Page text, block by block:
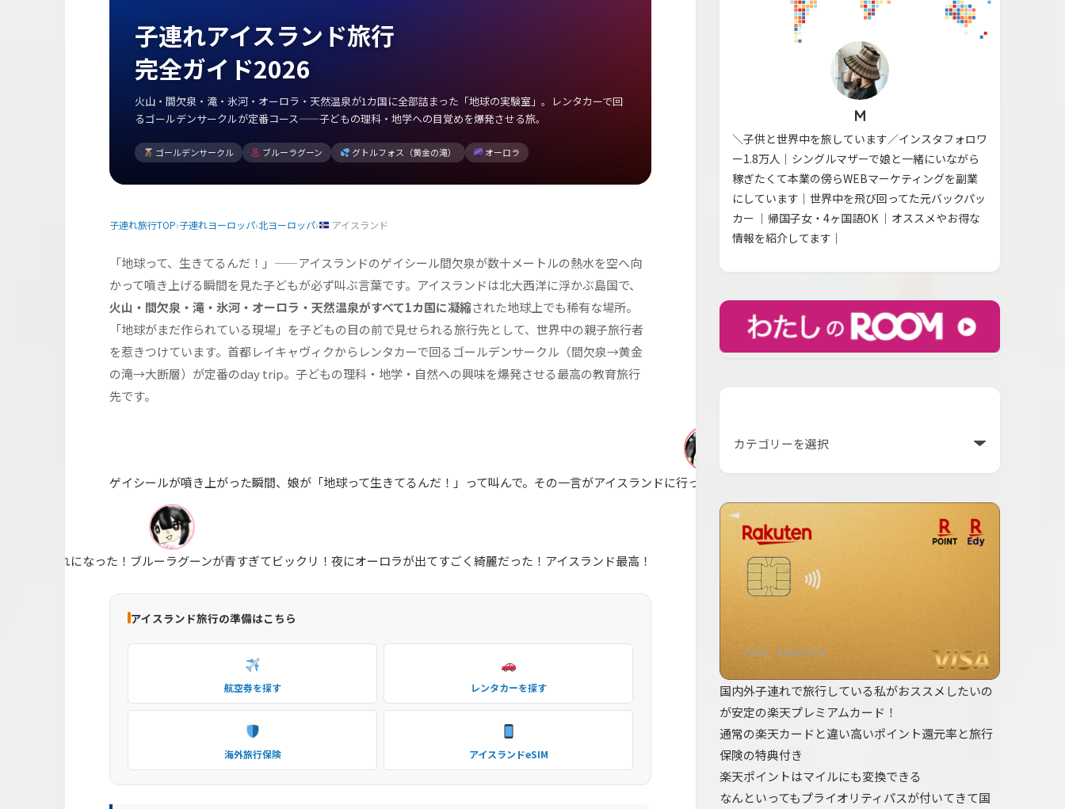
子連れアイスランド旅行
完全ガイド2026
火山・間欠泉・滝・氷河・オーロラ・天然温泉が1カ国に全部詰まった「地球の実験室」。レンタカーで回
るゴールデンサークルが定番コース——子どもの理科・地学への目覚めを爆発させる旅。
ゴールデンサークル ブルーラグーン グトルフォス（黄金の滝） オーロラ
子連れ旅行TOP›子連れヨーロッパ›北ヨーロッパ› アイスランド
「地球って、生きてるんだ！」——アイスランドのゲイシール間欠泉が数十メートルの熱水を空へ向
かって噴き上げる瞬間を見た子どもが必ず叫ぶ言葉です。アイスランドは北大西洋に浮かぶ島国で、
火山・間欠泉・滝・氷河・オーロラ・天然温泉がすべて1カ国に凝縮された地球上でも稀有な場所。
「地球がまだ作られている現場」を子どもの目の前で見せられる旅行先として、世界中の親子旅行者
を惹きつけています。首都レイキャヴィクからレンタカーで回るゴールデンサークル（間欠泉→黄金
の滝→大断層）が定番のday trip。子どもの理科・地学・自然への興味を爆発させる最高の教育旅行
先です。
ゲイシールが噴き上がった瞬間、娘が「地球って生きてるんだ！」って叫んで。その一言がアイスランドに行って良かった理由のすべて。あの感動は写真では絶対伝わらない——
しょぬれになった！ブルーラグーンが青すぎてビックリ！夜にオーロラが出てすごく綺麗だった！アイスランド最高！
アイスランド旅行の準備はこちら
航空券を探す レンタカーを探す
海外旅行保険 アイスランドeSIM
M
＼子供と世界中を旅しています／インスタフォロワ
ー1.8万人｜シングルマザーで娘と一緒にいながら
稼ぎたくて本業の傍らWEBマーケティングを副業
にしています｜世界中を飛び回ってた元バックパッ
カー ｜帰国子女・4ヶ国語OK ｜オススメやお得な
情報を紹介してます｜
国内外子連れで旅行している私がおススメしたいの
が安定の楽天プレミアムカード！
通常の楽天カードと違い高いポイント還元率と旅行
保険の特典付き
楽天ポイントはマイルにも変換できる
なんといってもプライオリティパスが付いてきて国